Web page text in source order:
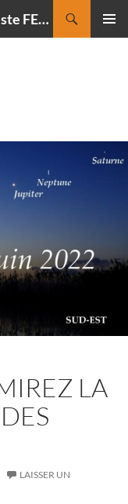
CIELMANIA : le blog de Jean-Baptiste FELDMANN, photographe du ciel
LA
LAISSER UN